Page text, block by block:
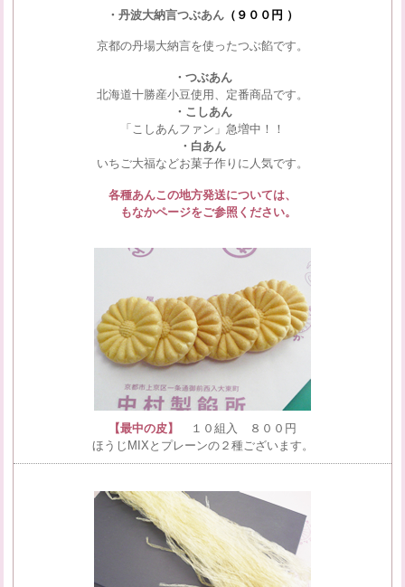
・丹波大納言つぶあん （９００円 ）
京都の丹場大納言を使ったつぶ餡です。
・つぶあん
北海道十勝産小豆使用、定番商品です。
・こしあん
「こしあんファン」急増中！！
・白あん
いちご大福などお菓子作りに人気です。
各種あんこの地方発送については、
もなかページをご参照ください。
【最中の皮】
１０組入 ８００円
ほうじMIXとプレーンの２種ございます。